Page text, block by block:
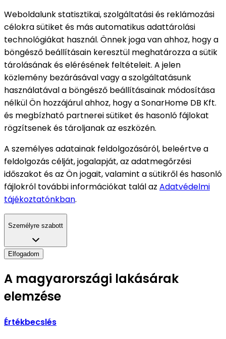
Weboldalunk statisztikai, szolgáltatási és reklámozási
célokra sütiket és más automatikus adattárolási
technológiákat használ. Önnek joga van ahhoz, hogy a
böngésző beállításain keresztül meghatározza a sütik
tárolásának és elérésének feltételeit. A jelen
közlemény bezárásával vagy a szolgáltatásunk
használatával a böngésző beállításainak módosítása
nélkül Ön hozzájárul ahhoz, hogy a SonarHome DB Kft.
és megbízható partnerei sütiket és hasonló fájlokat
rögzítsenek és tároljanak az eszközén.
A személyes adatainak feldolgozásáról, beleértve a
feldolgozás célját, jogalapját, az adatmegőrzési
időszakot és az Ön jogait, valamint a sütikről és hasonló
fájlokról további információkat talál az Adatvédelmi
tájékoztatónkban.
Személyre szabott
Elfogadom
A magyarországi lakásárak
elemzése
Értékbecslés